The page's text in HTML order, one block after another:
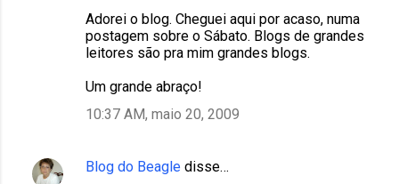
Adorei o blog. Cheguei aqui por acaso, numa
postagem sobre o Sábato. Blogs de grandes
leitores são pra mim grandes blogs.
Um grande abraço!
10:37 AM, maio 20, 2009
Blog do Beagle disse…